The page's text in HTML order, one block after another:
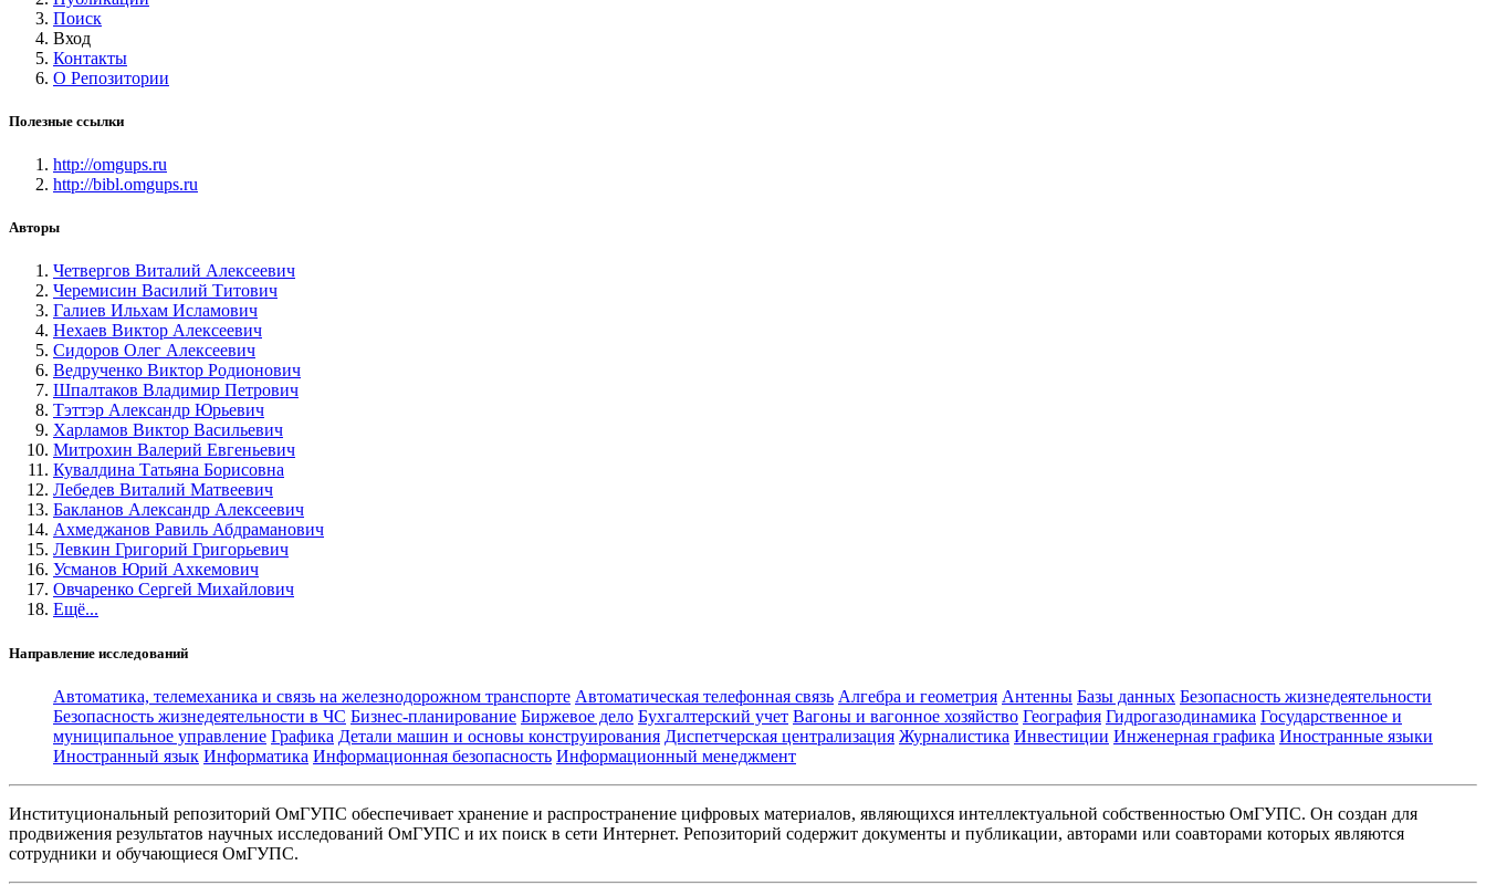
Поиск
Вход
Контакты
О Репозитории
Полезные ссылки
http://omgups.ru
http://bibl.omgups.ru
Авторы
Четвергов Виталий Алексеевич
Черемисин Василий Титович
Галиев Ильхам Исламович
Нехаев Виктор Алексеевич
Сидоров Олег Алексеевич
Ведрученко Виктор Родионович
Шпалтаков Владимир Петрович
Тэттэр Александр Юрьевич
Харламов Виктор Васильевич
Митрохин Валерий Евгеньевич
Кувалдина Татьяна Борисовна
Лебедев Виталий Матвеевич
Бакланов Александр Алексеевич
Ахмеджанов Равиль Абдраманович
Левкин Григорий Григорьевич
Усманов Юрий Ахкемович
Овчаренко Сергей Михайлович
Ещё...
Направление исследований
Автоматика, телемеханика и связь на железнодорожном транспорте Автоматическая телефонная связь Алгебра и геометрия Антенны Базы данных Безопасность жизнедеятельности
Безопасность жизнедеятельности в ЧС Бизнес-планирование Биржевое дело Бухгалтерский учет Вагоны и вагонное хозяйство География Гидрогазодинамика Государственное и
муниципальное управление Графика Детали машин и основы конструирования Диспетчерская централизация Журналистика Инвестиции Инженерная графика Иностранные языки
Иностранный язык Информатика Информационная безопасность Информационный менеджмент
Институциональный репозиторий ОмГУПС обеспечивает хранение и распространение цифровых материалов, являющихся интеллектуальной собственностью ОмГУПС. Он создан для
продвижения результатов научных исследований ОмГУПС и их поиск в сети Интернет. Репозиторий содержит документы и публикации, авторами или соавторами которых являются
сотрудники и обучающиеся ОмГУПС.